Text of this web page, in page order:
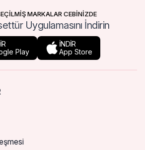
MARKALAR CEBİNİZDE
Uygulamasını İndirin
Play
İNDİR
App Store